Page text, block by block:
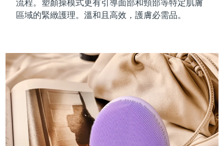
區域的緊緻護理。溫和且高效，護膚必需品。
LUNA™ 4 Plus
LUNA™ 4 Men
For men, anti-aging massage
LUNA™ 4 mini
For young skin, T-zone
BEAR™ 2 go
BEAR™ 2 eyes & lips
Microcurrent line smoothing device
面部提拉護理
Premium anti-aging skincare
補水保濕
UFO™ 3 套裝
UFO™ 3 LED
Near-infrared and red light therapy
device
UFO™ 3 mini
Red light therapy device for young skin
口腔護理
issa™ 4
issa™ 4 plus
Smart hybrid silicone sonic toothbrush
issa™ 4 smile
Hybrid silicone sonic toothbrush
抗老
FAQ™ 101
Clinical anti-aging
LED 護理
NEW
FAQ™ 201
LED mask
NEW
汶萊 預計送達日期
加拿大 預計送達日期8/12/26
智利 預計送達日期8/12/26
中國 預計送達日期 8/8/26
哥倫比亞 預計送達日期8/12/26